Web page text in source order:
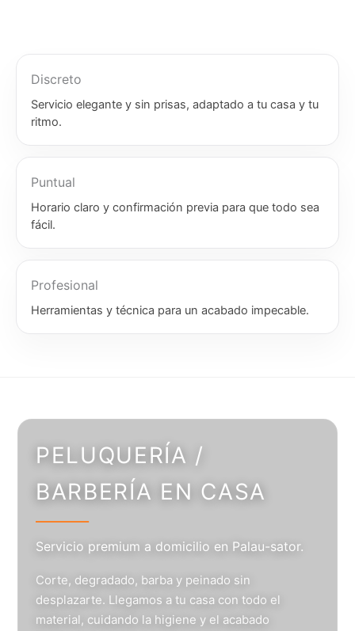
Discreto
Servicio elegante y sin prisas, adaptado a tu casa y tu
ritmo.
Puntual
Horario claro y confirmación previa para que todo sea
fácil.
Profesional
Herramientas y técnica para un acabado impecable.
PELUQUERÍA /
BARBERÍA EN CASA
Servicio premium a domicilio en Palau-sator.
Corte, degradado, barba y peinado sin
desplazarte. Llegamos a tu casa con todo el
material, cuidando la higiene y el acabado